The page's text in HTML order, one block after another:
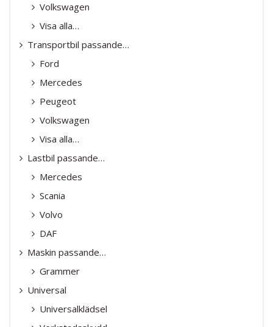
Volkswagen
Visa alla…
Transportbil passande…
Ford
Mercedes
Peugeot
Volkswagen
Visa alla…
Lastbil passande…
Mercedes
Scania
Volvo
DAF
Maskin passande…
Grammer
Universal
Universalklädsel